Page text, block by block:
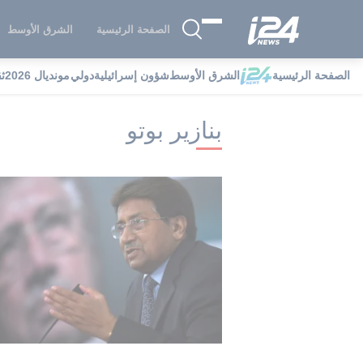
الصفحة الرئيسية الشرق الأوسط
الصفحة الرئيسية الشرق الأوسطشؤون إسرائيليةدوليمونديال 2026 i24NEWS i24NEWS فهرس علامات
بنازير بوتو